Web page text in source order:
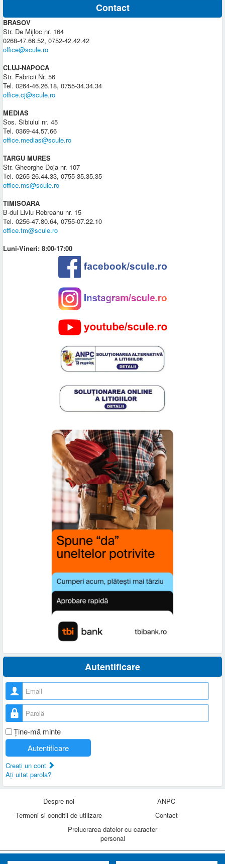
Contact
BRASOV
Str. De Mijloc nr. 164
0268-47.66.52, 0752-42.42.42
office@scule.ro
CLUJ-NAPOCA
Str. Fabricii Nr. 56
Tel. 0264-46.26.18, 0755-34.34.34
office.cj@scule.ro
MEDIAS
Sos. Sibiului nr. 45
Tel. 0369-44.57.66
office.medias@scule.ro
TARGU MURES
Str. Gheorghe Doja nr. 107
Tel. 0265-26.44.33, 0755-35.35.35
office.ms@scule.ro
TIMISOARA
B-dul Liviu Rebreanu nr. 15
Tel. 0256-47.80.64, 0755-07.22.10
office.tm@scule.ro
Luni-Vineri: 8:00-17:00
Autentificare
Nume utilizator
Parolă
Ţine-mă minte
Autentificare
Creaţi un cont
Aţi uitat parola?
Despre noi
ANPC
Termeni si conditii de utilizare
Contact
Prelucrarea datelor cu caracter
personal